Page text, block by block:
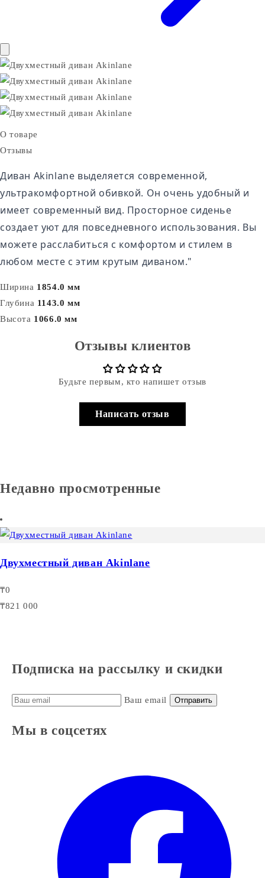
О товаре
Отзывы
Диван Akinlane выделяется современной,
ультракомфортной обивкой. Он очень удобный и
имеет современный вид. Просторное сиденье
создает уют для повседневного использования. Вы
можете расслабиться с комфортом и стилем в
любом месте с этим крутым диваном."
Ширина 1854.0 мм
Глубина 1143.0 мм
Высота 1066.0 мм
Отзывы клиентов
Будьте первым, кто напишет отзыв
Написать отзыв
Недавно просмотренные
Двухместный диван Akinlane
₸0
₸821 000
Подписка на рассылку и скидки
Ваш email Отправить
Мы в соцсетях